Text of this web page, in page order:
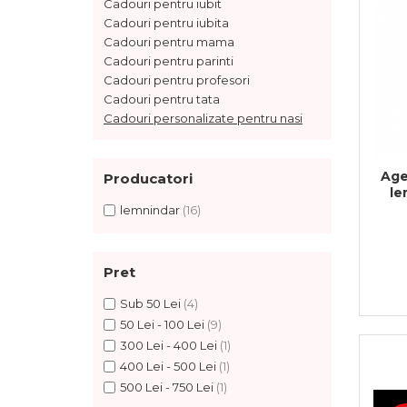
Tablouri personalizate
Diplome si Plachete
Felicitari pentru cei dragi
Felicitari cu model
Papioane din lemn
Decoratiuni pentru casa
Genti si portofele barbati din
piele naturala
Cadouri pentru iubit
Cadouri pentru iubita
Cadouri pentru mama
Cadouri pentru parinti
Cadouri pentru profesori
Cadouri pentru tata
Cadouri personalizate pentru nasi
Producatori
lemnindar (16)
Pret
Sub 50 Lei (4)
50 Lei - 100 Lei (9)
300 Lei - 400 Lei (1)
400 Lei - 500 Lei (1)
500 Lei - 750 Lei (1)